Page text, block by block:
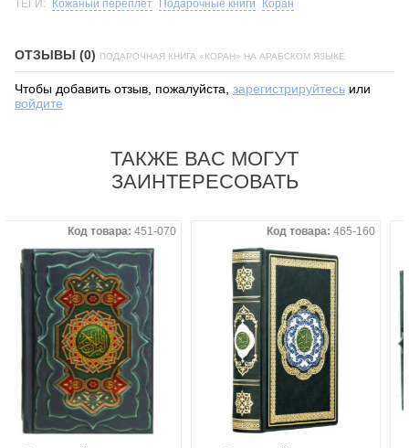
ТЕГИ: Кожаный переплет Подарочные книги Коран
ОТЗЫВЫ (0) ПОДАРОЧНАЯ КНИГА «КОРАН» НА АРАБСКОМ ЯЗЫКЕ
Чтобы добавить отзыв, пожалуйста, зарегистрируйтесь или
войдите
ТАКЖЕ ВАС МОГУТ
ЗАИНТЕРЕСОВАТЬ
Код товара:451-070 Код товара:465-160